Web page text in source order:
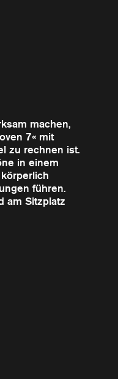
machen,
7« mit
zu rechnen ist.
in einem
führen.
am Sitzplatz